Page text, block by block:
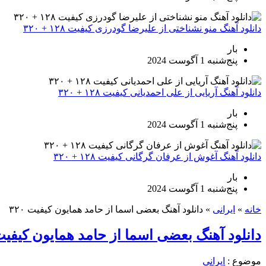
دانلود آهنگ منو نشناختی از علیرضا گودرزی کیفیت ۱۲۸ + ۳۲۰
بار
پنج‌شنبه 1 آگوست 2024
دانلود آهنگ آریایی از علی احمدیانی کیفیت ۱۲۸ + ۳۲۰
بار
پنج‌شنبه 1 آگوست 2024
دانلود آهنگ آغوش از عرفان گرگانی کیفیت ۱۲۸ + ۳۲۰
بار
پنج‌شنبه 1 آگوست 2024
خانه » ایرانی » دانلود آهنگ بعضی اسما از حامد همایون کیفیت ۳۲۰
دانلود آهنگ بعضی اسما از حامد همایون کیفیت
موضوع : ایرانی